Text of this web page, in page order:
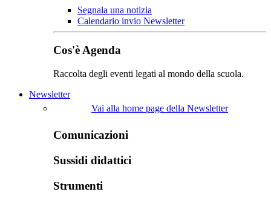
Segnala una notizia
Calendario invio Newsletter
Cos'è Agenda
Raccolta degli eventi legati al mondo della scuola.
Newsletter
Vai alla home page della Newsletter
Comunicazioni
Sussidi didattici
Strumenti